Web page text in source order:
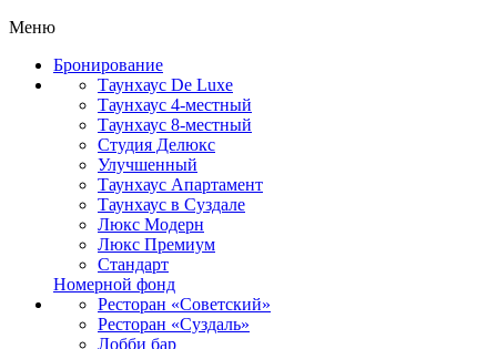
Меню
Бронирование
Таунхаус De Luxe
Таунхаус 4-местный
Таунхаус 8-местный
Студия Делюкс
Улучшенный
Таунхаус Апартамент
Таунхаус в Суздале
Люкс Модерн
Люкс Премиум
Стандарт
Номерной фонд
Ресторан «Советский»
Ресторан «Суздаль»
Лобби бар